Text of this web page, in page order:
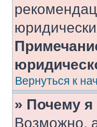
Вернуться к
» Почему я
Возможно,